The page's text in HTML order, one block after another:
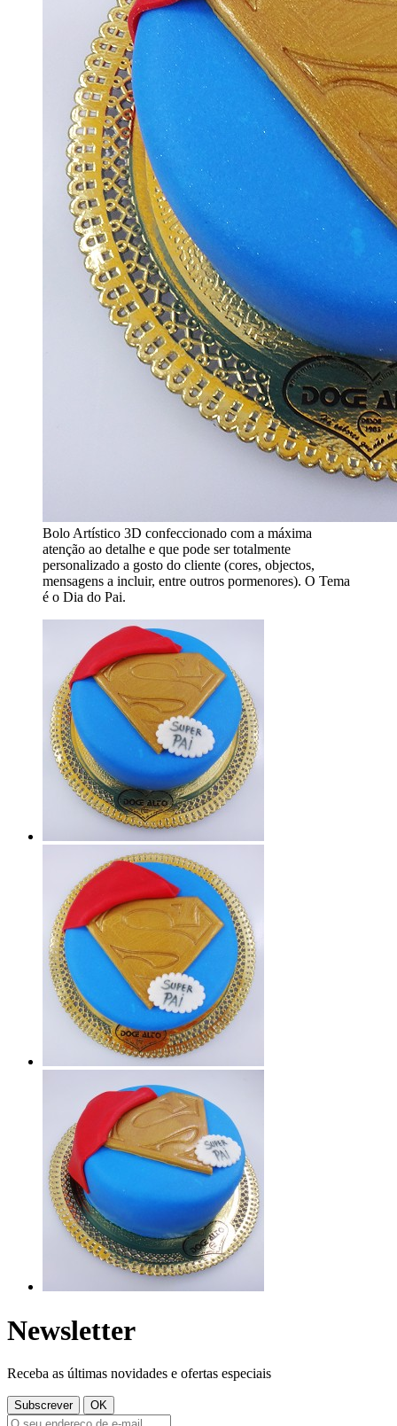
Bolo Artístico 3D confeccionado com a máxima
atenção ao detalhe e que pode ser totalmente
personalizado a gosto do cliente (cores, objectos,
mensagens a incluir, entre outros pormenores). O Tema
é o Dia do Pai.
Newsletter
Receba as últimas novidades e ofertas especiais